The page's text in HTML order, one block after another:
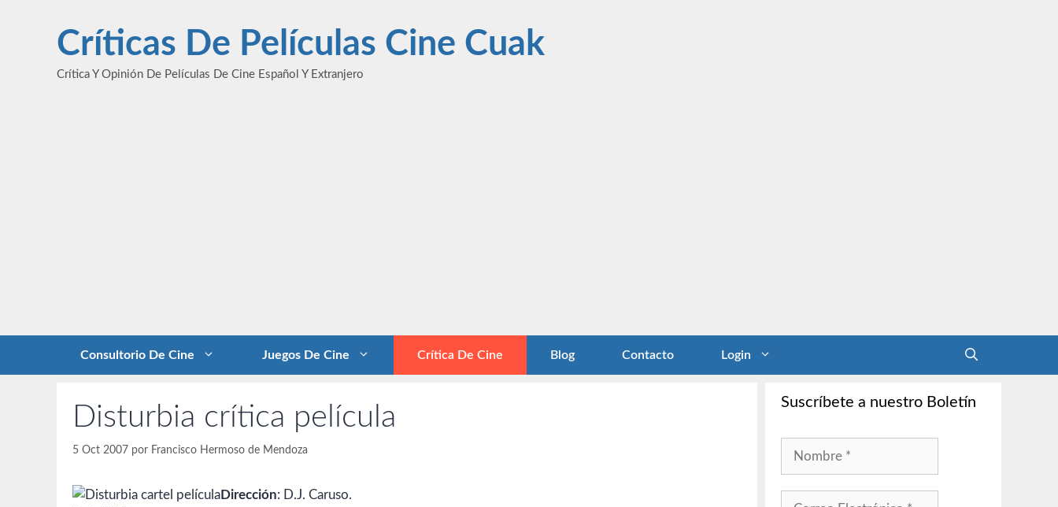
contenidoCríticas De Películas Cine Cuak
Crítica Y Opinión De Películas De Cine Español Y Extranjero
Consultorio De Cine Juegos De Cine Crítica De Cine Blog Contacto Login
Disturbia crítica película
5 Oct 2007 por Francisco Hermoso de Mendoza
Dirección: D.J. Caruso.
Suscríbete a nuestro Boletín